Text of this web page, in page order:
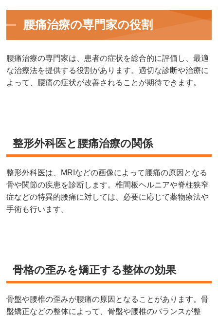
腰痛治療の専門家の役割
腰痛治療の専門家は、患者の症状を総合的に評価し、最適
な治療法を提供する役割があります。適切な診断や治療に
よって、腰痛の症状が改善されることが期待できます。
整形外科医と腰痛治療の関係
整形外科医は、MRIなどの画像によって腰痛の原因となる
骨や関節の疾患を診断します。椎間板ヘルニアや脊柱狭窄
症などの特異的腰痛に対しては、必要に応じて薬物療法や
手術も行います。
骨格の歪みを矯正する整体の効果
骨盤や腰椎の歪みが腰痛の原因となることがあります。骨
盤矯正などの整体によって、骨盤や腰椎のバランスが整